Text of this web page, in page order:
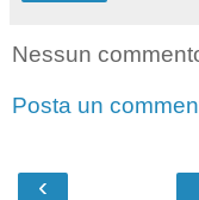
Nessun
Posta un
‹